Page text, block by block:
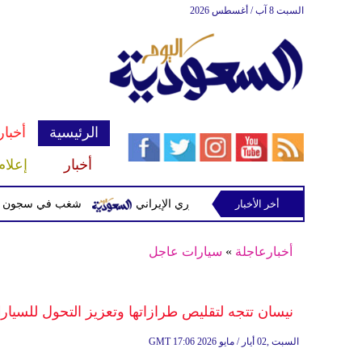
السبت 8 آب / أغسطس 2026
الرئيسية
أخبار
شغب في سجون سريلانكا يودي بحياة 3 مشفرة لدعمها الحرس الثوري الإيراني
أخر الأخبار
أخبارعاجلة » سيارات عاجل
نيسان تتجه لتقليص طرازاتها وتعزيز التحول
GMT 17:06 2026 السبت ,02 أيار / مايو